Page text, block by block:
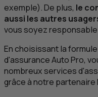
exemple). De plus, le
aussi les autres
vous soyez responsable
En choisissant la
d'assurance Auto Pro,
nombreux services
grâce à notre partenaire